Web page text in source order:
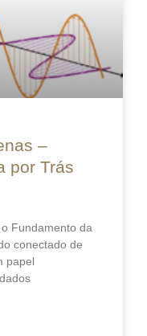
–
por Trás
Fundamento da
conectado de
papel